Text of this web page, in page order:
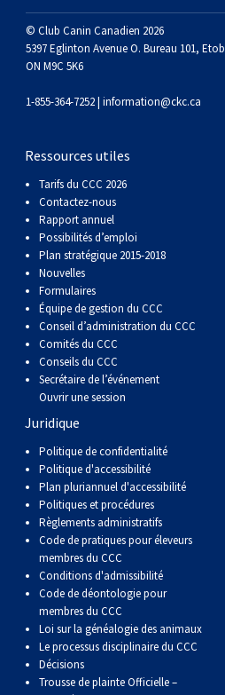
© Club Canin Canadien 2026
5397 Eglinton Avenue O. Bureau 101,
ON M9C 5K6
1-855-364-7252 | information@ckc.ca
Ressources utiles
Tarifs du CCC 2026
Contactez-nous
Rapport annuel
Possibilités d’emploi
Plan stratégique 2015-2018
Nouvelles
Formulaires
Équipe de gestion du CCC
Conseil d’administration du CCC
Comités du CCC
Conseils du CCC
Secrétaire de l’événement
Ouvrir une session
Juridique
Politique de confidentialité
Politique d'accessibilité
Plan pluriannuel d'accessibilité
Politiques et procédures
Règlements administratifs
Code de pratiques pour éleveurs
membres du CCC
Conditions d'admissibilité
Code de déontologie pour
membres du CCC
Loi sur la généalogie des animaux
Le processus disciplinaire du CCC
Décisions
Trousse de plainte Officielle –